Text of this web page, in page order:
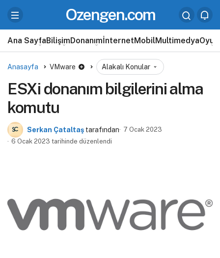
Ozengen.com
Ana SayfaBilişimDonanımİnternetMobilMultimedyaOyun
Anasayfa VMware Alakalı Konular
ESXi donanım bilgilerini alma
komutu
Serkan Çataltaş tarafından
7 Ocak 2023
6 Ocak 2023 tarihinde düzenlendi